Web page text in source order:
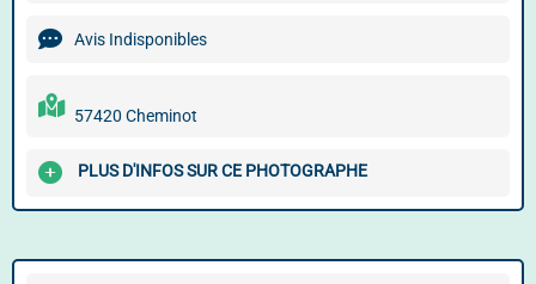
Avis Indisponibles
57420 Cheminot
PLUS D'INFOS SUR CE PHOTOGRAPHE